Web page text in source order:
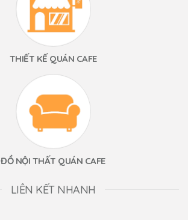
THIẾT KẾ QUÁN CAFE
ĐỒ NỘI THẤT QUÁN CAFE
LIÊN KẾT NHANH